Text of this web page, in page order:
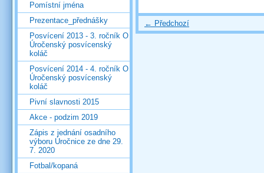
← Předchozí
Pomístní jména
Prezentace_přednášky
Posvícení 2013 - 3. ročník O
Úročenský posvícenský
koláč
Posvícení 2014 - 4. ročník O
Úročenský posvícenský
koláč
Pivní slavnosti 2015
Akce - podzim 2019
Zápis z jednání osadního
výboru Úročnice ze dne 29.
7. 2020
Fotbal/kopaná